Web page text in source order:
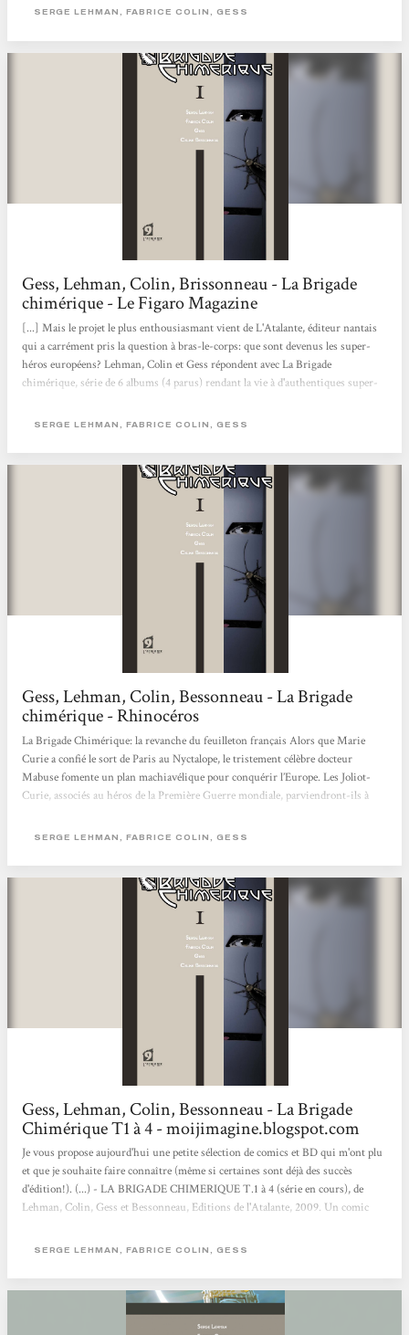
sont déjà parus chez l’Atalante. Son traitement original du thème des super-
semblaient...
SERGE LEHMAN, FABRICE COLIN, GESS
Gess, Lehman, Colin, Brissonneau - La Brigade
chimérique - Le Figaro Magazine
[...] Mais le projet le plus enthousiasmant vient de L'Atalante, éditeur nantais
qui a carrément pris la question à bras-le-corps: que sont devenus les super-
héros européens? Lehman, Colin et Gess répondent avec La Brigade
chimérique, série de 6 albums (4 parus) rendant la vie à d'authentiques super-
passe-muraille, le nyctalope, l'accélérateur, etc. Un travail traité au format
disparition des super-héros...
SERGE LEHMAN, FABRICE COLIN, GESS
Gess, Lehman, Colin, Bessonneau - La Brigade
chimérique - Rhinocéros
La Brigade Chimérique: la revanche du feuilleton français Alors que Marie
Curie a confié le sort de Paris au Nyctalope, le tristement célèbre docteur
Mabuse fomente un plan machiavélique pour conquérir l’Europe. Les Joliot-
Curie, associés au héros de la Première Guerre mondiale, parviendront-ils à
l’écrivain de science-fiction Serge Lehman s’était surpris à constater à quel
largement...
SERGE LEHMAN, FABRICE COLIN, GESS
Gess, Lehman, Colin, Bessonneau - La Brigade
Chimérique T1 à 4 - moijimagine.blogspot.com
Je vous propose aujourd'hui une petite sélection de comics et BD qui m'ont plu
et que je souhaite faire connaître (même si certaines sont déjà des succès
d'édition!). (...) - LA BRIGADE CHIMERIQUE T.1 à 4 (série en cours), de
Lehman, Colin, Gess et Bessonneau, Editions de l'Atalante, 2009. Un comic
forme mais basant son histoire juste avant la seconde guerre mondiale. Les
période d'avant guerre où pouvoirs mystiques et super-sciences...
SERGE LEHMAN, FABRICE COLIN, GESS